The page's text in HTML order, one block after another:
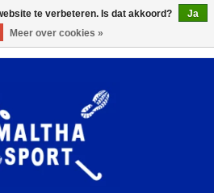
te verbeteren. Is dat akkoord?
Ja
Meer over cookies »